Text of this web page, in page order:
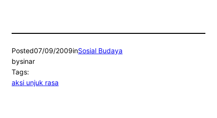
Posted07/09/2009inSosial Budaya
bysinar
Tags:
aksi unjuk rasa